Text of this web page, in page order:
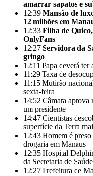
amarrar sapatos e
12:39 Mansão de
12 milhões em
12:33 Filha de
OnlyFans
12:27 Servidora da
gringo
12:11 Papa deverá ter
11:29 Taxa de
11:15 Mutirão
sexta-feira
14:52 Câmara aprova
um presidente
14:47 Cientistas
superfície da Terra
12:43 Homem é preso
drogaria em Manaus
12:35 Hospital
da Secretaria de
12:27 Prefeitura de